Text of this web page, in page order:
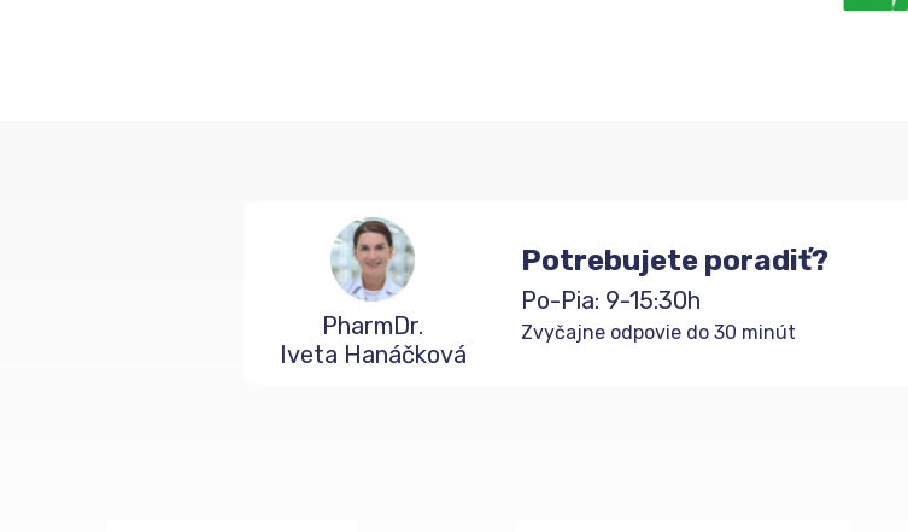
PharmDr.
Iveta Hanáčková
Potrebujete poradiť?
Po-Pia: 9-15:30h
Zvyčajne odpovie do 30 minút